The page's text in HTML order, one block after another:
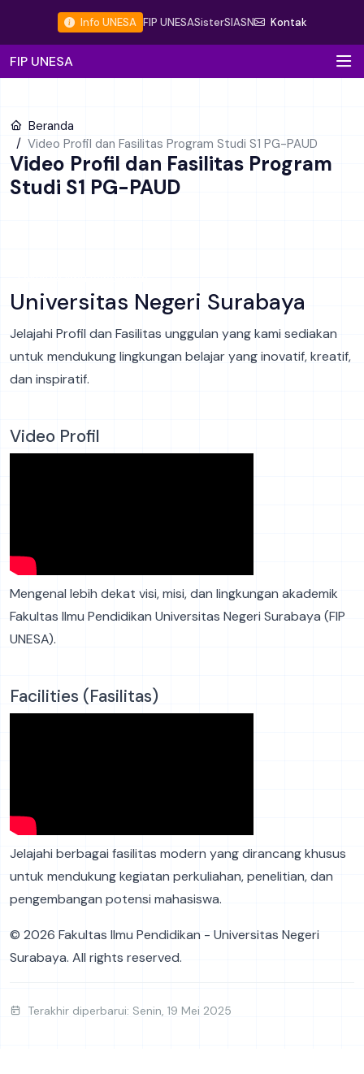
Info UNESA FIP UNESASisterSIASN Kontak
FIP UNESA
Beranda
Video Profil dan Fasilitas Program Studi S1 PG-PAUD
Video Profil dan Fasilitas Program
Studi S1 PG-PAUD
Universitas Negeri Surabaya
Jelajahi Profil dan Fasilitas unggulan yang kami sediakan
untuk mendukung lingkungan belajar yang inovatif, kreatif,
dan inspiratif.
Video Profil
Mengenal lebih dekat visi, misi, dan lingkungan akademik
Fakultas Ilmu Pendidikan Universitas Negeri Surabaya (FIP
UNESA).
Facilities (Fasilitas)
Jelajahi berbagai fasilitas modern yang dirancang khusus
untuk mendukung kegiatan perkuliahan, penelitian, dan
pengembangan potensi mahasiswa.
© 2026 Fakultas Ilmu Pendidikan - Universitas Negeri
Surabaya. All rights reserved.
Terakhir diperbarui: Senin, 19 Mei 2025